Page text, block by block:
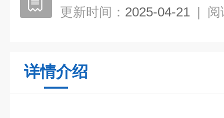
更新时间： 2025-04-21 | 阅
详情介绍